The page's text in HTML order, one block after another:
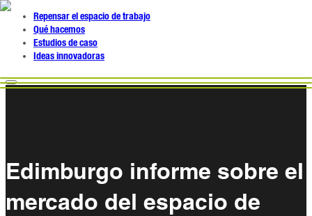
Repensar el espacio de trabajo
Qué hacemos
Estudios de caso
Ideas innovadoras
Edimburgo informe sobre el
mercado del espacio de